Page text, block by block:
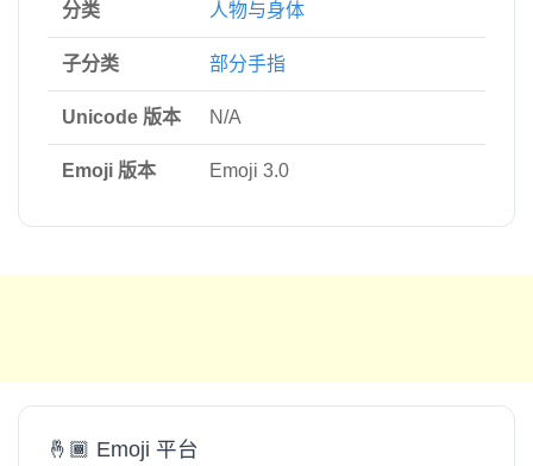
分类 人物与身体
子分类 部分手指
Unicode 版本 N/A
Emoji 版本 Emoji 3.0
🤞🏾 Emoji 平台